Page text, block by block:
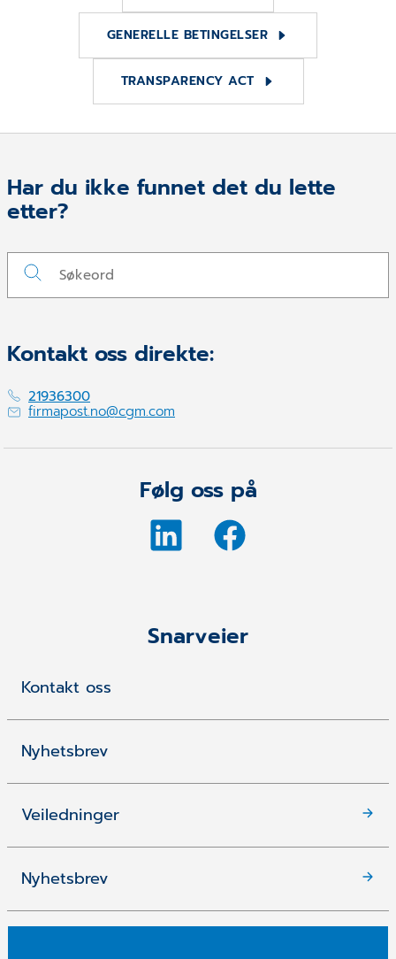
GENERELLE BETINGELSER
TRANSPARENCY ACT
Har du ikke funnet det du lette
etter?
Kontakt oss direkte:
21936300
firmapost.no@cgm.com
Følg oss på
Snarveier
Kontakt oss
Nyhetsbrev
Veiledninger
Nyhetsbrev